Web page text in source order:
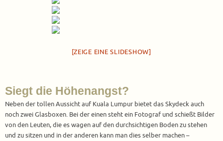
[ZEIGE EINE SLIDESHOW]
Siegt die Höhenangst?
Neben der tollen Aussicht auf Kuala Lumpur bietet das Skydeck auch
noch zwei Glasboxen. Bei der einen steht ein Fotograf und schießt Bilder
von den Leuten, die es wagen auf den durchsichtigen Boden zu stehen
und zu sitzen und in der anderen kann man dies selber machen –